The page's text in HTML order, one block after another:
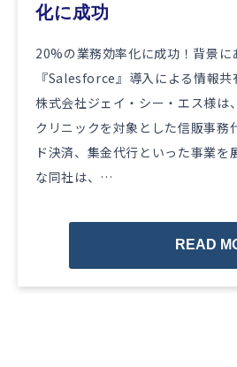
化に成功
20%の業務効率化に成功！背景に
『Salesforce』導入による情報共
株式会社ジェイ・シー・エス様は
クリニックを対象とした信販事務
ド決済、集金代行といった事業を
な同社は、…
READ